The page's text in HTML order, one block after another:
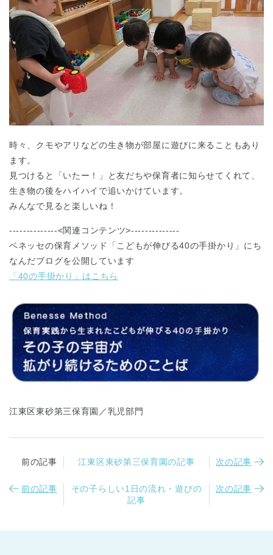
神奈川県 神奈川県 全域
千葉県 千葉県 全域
兵庫県 兵庫県 全域
時々、クモやアリなどの生き物が部屋に遊びに来ることもあり
ます。
見つけると「いたー！」と友だちや保育者に知らせてくれて、
生き物の後をハイハイで追いかけています。
みんなで見ると楽しいね！
--------------<関連コンテンツ>--------------
ベネッセの保育メソッド「こどもが伸びる40の手掛かり」にち
なんだブログを公開しています
「40の手掛かり」はこちら
江東区東砂第三保育園／乳児部門
前の記事 江東区東砂第三保育園の記事 次の記事
前の記事
その子らしい1日の流れ・遊びの
記事
次の記事